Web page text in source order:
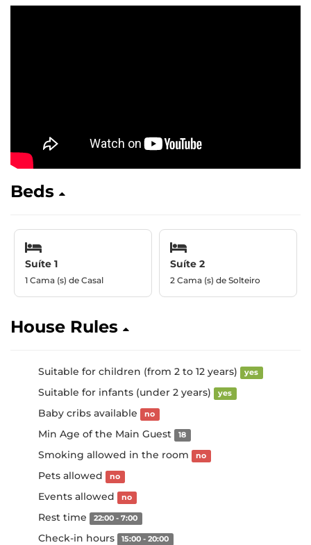
Beds
Suíte 1
1 Cama (s) de Casal
Suíte 2
2 Cama (s) de Solteiro
House Rules
Suitable for children (from 2 to 12 years) yes
Suitable for infants (under 2 years) yes
Baby cribs available no
Min Age of the Main Guest 18
Smoking allowed in the room no
Pets allowed no
Events allowed no
Rest time 22:00 - 7:00
Check-in hours 15:00 - 20:00